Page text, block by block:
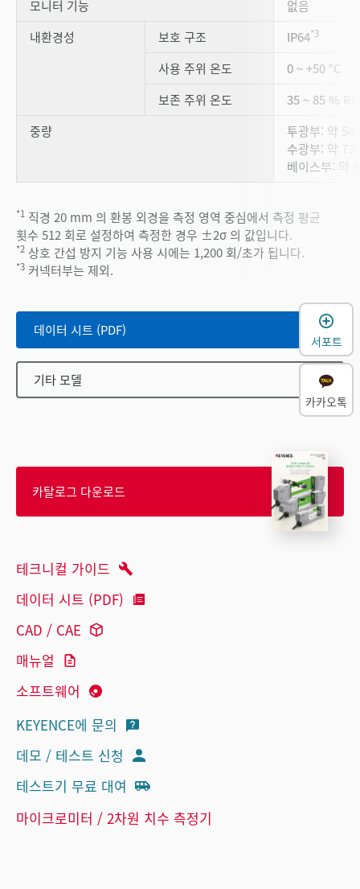
모니터 기능
없음
내환경성
보호 구조 IP64*3
사용 주위 온도
0 ~ +50 °C
보존 주위 온도
35 ~ 85 %
중량
투광부: 약
수광부: 약
베이스부: 약
*1 직경 20 mm 의 환봉 외경을 측정 영역 중심에서 측정 평균
횟수 512 회로 설정하여 측정한 경우 ±2σ 의 값입니다.
*2 상호 간섭 방지 기능 사용 시에는 1,200 회/초가 됩니다.
*3 커넥터부는 제외.
데이터 시트 (PDF)
기타 모델
카탈로그 다운로드
테크니컬 가이드
데이터 시트 (PDF)
CAD / CAE
매뉴얼
소프트웨어
KEYENCE에 문의
데모 / 테스트 신청
테스트기 무료 대여
마이크로미터 / 2차원 치수 측정기
서포트
카카오톡